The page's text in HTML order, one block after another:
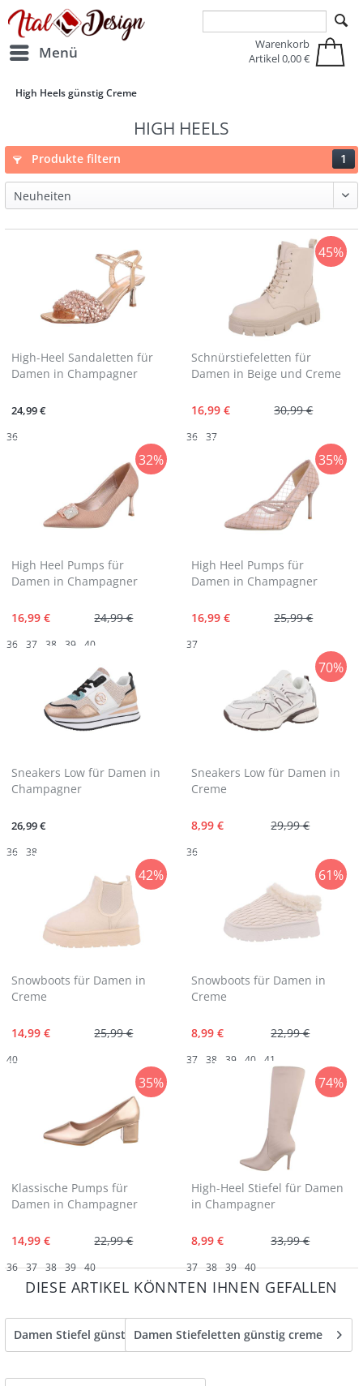
Zur Hauptnavigation springen Zum Hauptinhalt springen
Menü
Warenkorb
Artikel0,00 €
High Heels günstig Creme
HIGH HEELS
Produkte filtern 1
High-Heel Sandaletten für
Damen in Champagner
24,99 €
36
45%
Schnürstiefeletten für
Damen in Beige und Creme
30,99 €
16,99 €
36 37
32%
High Heel Pumps für
Damen in Champagner
24,99 €
16,99 €
36 37 38 39 40
35%
High Heel Pumps für
Damen in Champagner
25,99 €
16,99 €
37
Sneakers Low für Damen in
Champagner
26,99 €
36 38
70%
Sneakers Low für Damen in
Creme
29,99 €
8,99 €
36
42%
Snowboots für Damen in
Creme
25,99 €
14,99 €
40
61%
Snowboots für Damen in
Creme
22,99 €
8,99 €
37 38 39 40 41
35%
Klassische Pumps für
Damen in Champagner
22,99 €
14,99 €
36 37 38 39 40
74%
High-Heel Stiefel für Damen
in Champagner
33,99 €
8,99 €
37 38 39 40
DIESE ARTIKEL KÖNNTEN IHNEN GEFALLEN
Damen Stiefel günstig cremeDamen Stiefeletten günstig creme